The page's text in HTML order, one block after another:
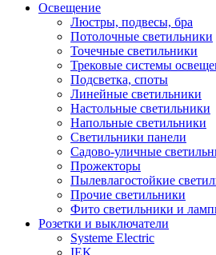
Освещение
Люстры, подвесы, бра
Потолочные светильники
Точечные светильники
Трековые системы
Подсветка, споты
Линейные светильники
Настольные светильники
Напольные светильники
Светильники панели
Садово-уличные
Прожекторы
Пылевлагостойкие
Прочие светильники
Фито светильники и
Розетки и выключатели
Systeme Electric
IEK